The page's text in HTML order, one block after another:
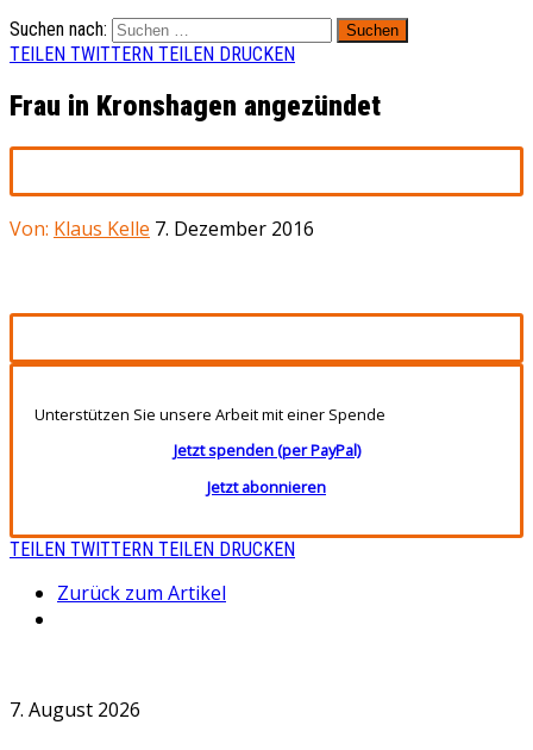
Suchen nach:
TEILEN TWITTERN TEILEN DRUCKEN
Frau in Kronshagen angezündet
Von: Klaus Kelle 7. Dezember 2016
Unterstützen Sie unsere Arbeit mit einer Spende
Jetzt spenden (per PayPal)
Jetzt abonnieren
TEILEN TWITTERN TEILEN DRUCKEN
Zurück zum Artikel
7. August 2026